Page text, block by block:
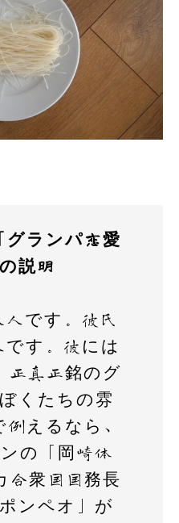
グランパ恋愛
説明
人です。彼氏
です。彼には
正真正銘のグ
くたちの雰
例えるなら、
の「岡崎体
合衆国国務長
ンペオ」が